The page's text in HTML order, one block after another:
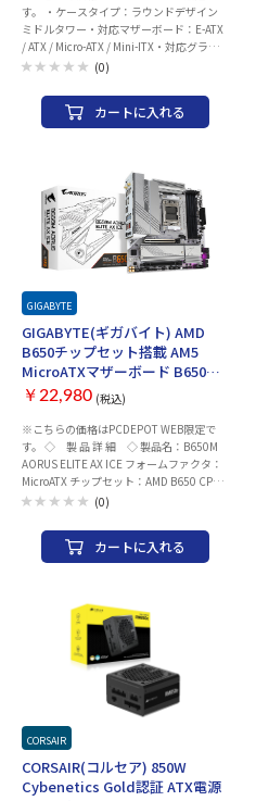
す。 ・ケースタイプ：ラウンドデザイン
ミドルタワー・対応マザーボード：E-ATX
/ ATX / Micro-ATX / Mini-ITX・対応グラフ
ィックボード長さ：最大430 mm・対応電
格)・対応CPUクーラー高さ：最大170
mm・本体サイズ（幅x高さx奥行）：約
255 x 485 × 510 mm・重量：約 11.7 kg
(0)
カートに入れる
GIGABYTE
GIGABYTE(ギガバイト) AMD
B650チップセット搭載 AM5
MicroATXマザーボード B650M
AORUS ELITE AX ICE
￥22,980 (税込)
※こちらの価格はPCDEPOT WEB限定で
す。 ◇ 製 品 詳 細 ◇ 製品名：B650M
AORUS ELITE AX ICE フォームファクタ：
MicroATX チップセット：AMD B650 CPU
ソケット：AM5 メモリ ・規格：DDR5
数：4 ・最大容量：256GB 拡張スロット
・PCI-Express 5.0 x 16 スロット× なし ・
PCI-Express 4.0 x 16 スロット× 1 ・PCI-
スロット) ・PCI-Express 4.0 x 1 スロット
× なし ストレージ ・M.2× 2 ・SATA× 4
ネットワーク 有線LAN：Realtek 2.5GbE
LAN ワイヤレス：Wi-Fi 6E Bluetooth：
v5.3 USBインターフェース リア ・USB
Type-C ポート ×1 ・USB3.0 Aポート ×7
・USB2.0 Aポート ×4 フロント(内部コネ
クタ) ・USB Type-C コネクタ ×1 ・
USB3.0 ヘッダー ×1 ・USB2.0 ヘッダー
×2 映像出力(CPUグラフィック内蔵の場
合) ・DisplayPort ×1 ・HDMI ×1 オーデ
ィオ：Realtek 8 チャンネル HD オーディ
(0)
カートに入れる
CORSAIR
CORSAIR(コルセア) 850W
Cybenetics Gold認証 ATX電源